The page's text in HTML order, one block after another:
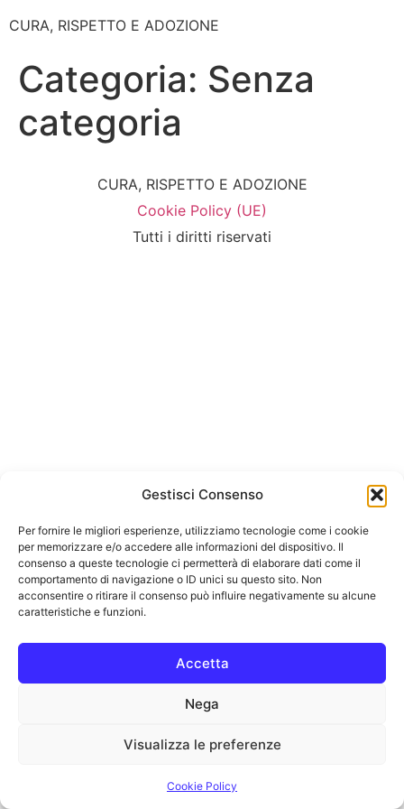
Gestisci Consenso
Per fornire le migliori esperienze, utilizziamo tecnologie come i cookie
per memorizzare e/o accedere alle informazioni del dispositivo. Il
consenso a queste tecnologie ci permetterà di elaborare dati come il
comportamento di navigazione o ID unici su questo sito. Non
acconsentire o ritirare il consenso può influire negativamente su alcune
caratteristiche e funzioni.
Accetta
Nega
Visualizza le preferenze
Cookie Policy
CURA, RISPETTO E ADOZIONE
Categoria: Senza
categoria
CURA, RISPETTO E ADOZIONE
Cookie Policy (UE)
Tutti i diritti riservati